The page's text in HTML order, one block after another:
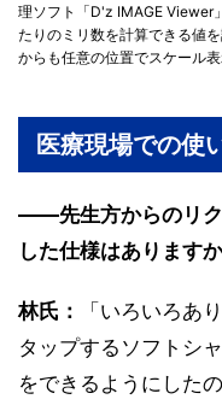
理ソフト「D'z IMAGE Viewer
たりのミリ数を計算できる値
からも任意の位置でスケール
医療現場での使
――先生方からのリク
した仕様はあります
林氏：
「いろいろあ
タップするソフトシ
をできるようにした